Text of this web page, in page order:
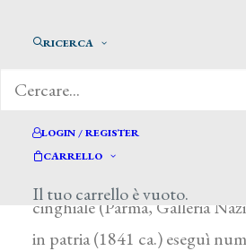
RICERCA
LOGIN / REGISTER
CARRELLO
Il tuo carrello è vuoto.
Nel 1838 vinse il premio
valse il pensionato a Roma; di
cinghiale (Parma, Galleria
in patria (1841 ca.) eseguì